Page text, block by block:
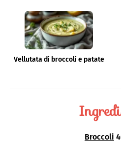
Vellutata di broccoli e patate
Broccoli